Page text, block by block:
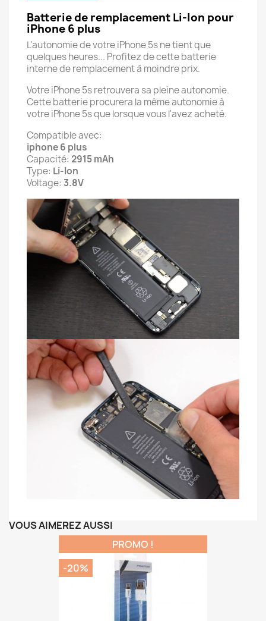
Batterie de remplacement Li-Ion pour
iPhone 6 plus
L'autonomie de votre iPhone 5s ne tient que
quelques heures... Profitez de cette batterie
interne de remplacement à moindre prix.
Votre iPhone 5s retrouvera sa pleine autonomie.
Cette batterie procurera la même autonomie à
votre iPhone 5s que lorsque vous l'avez acheté.
Compatible avec:
iphone 6 plus
Capacité: 2915 mAh
Type: Li-Ion
Voltage: 3.8V
VOUS AIMEREZ AUSSI
PROMO !
-20%